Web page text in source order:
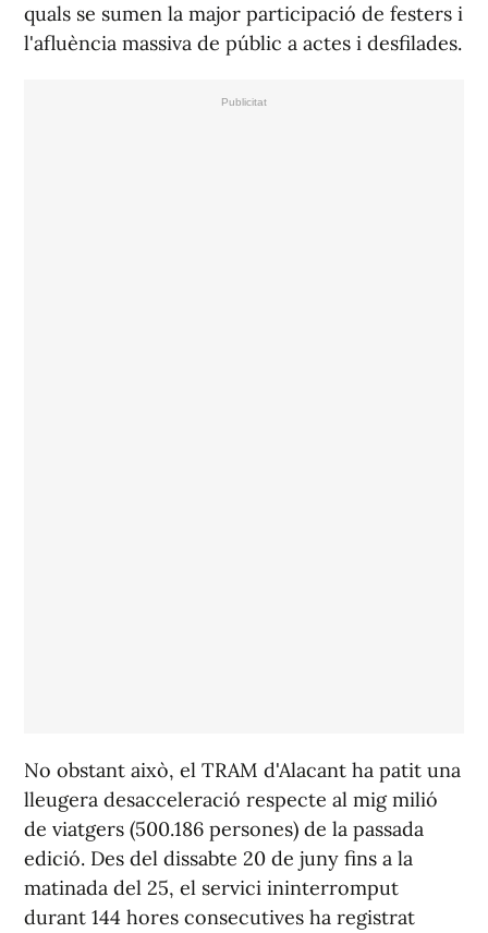
quals se sumen la major participació de festers i
l'afluència massiva de públic a actes i desfilades.
No obstant això, el TRAM d'Alacant ha patit una
lleugera desacceleració respecte al mig milió
de viatgers (500.186 persones) de la passada
edició. Des del dissabte 20 de juny fins a la
matinada del 25, el servici ininterromput
durant 144 hores consecutives ha registrat